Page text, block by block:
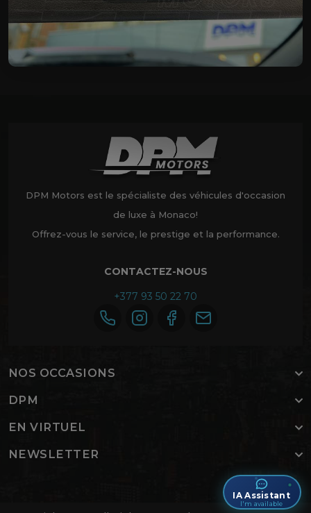
DPM Motors est le spécialiste des véhicules d'occasion
de luxe à Monaco!
Offrez-vous le service, le prestige et la performance.
CONTACTEZ-NOUS
+377 93 50 22 70
NOS OCCASIONS
DPM
EN VIRTUEL
NEWSLETTER
IA Assistant
I'm available